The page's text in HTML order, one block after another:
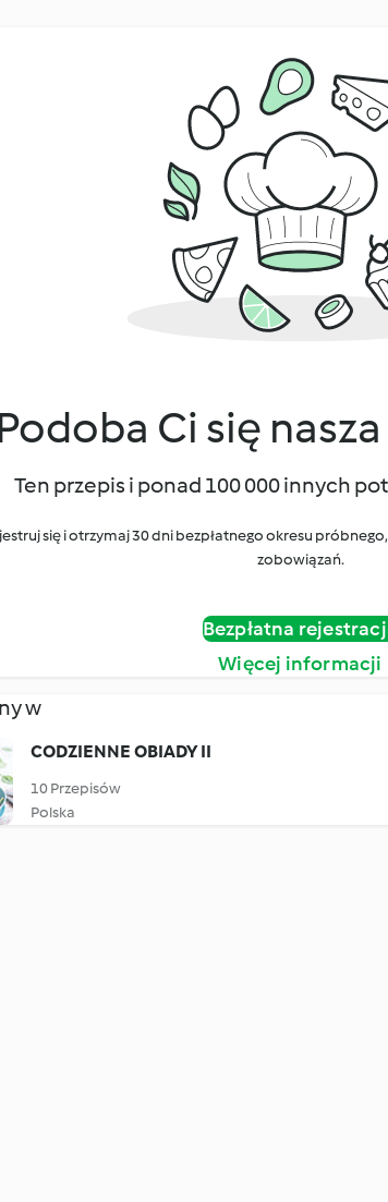
Ci się
Ten przepis i ponad 100 000 innych
się i otrzymaj 30 dni bezpłatnego okresu
zobowiązań.
Bezpłatna
Więcej informacji
w
CODZIENNE OBIADY II
10 Przepisów
Polska